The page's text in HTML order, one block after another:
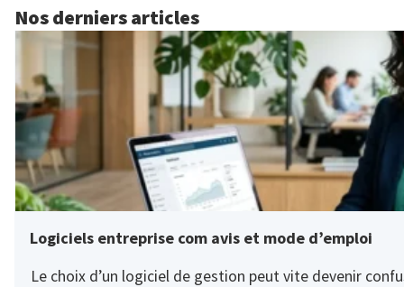
Nos derniers articles
Logiciels entreprise com avis et mode d’emploi
Le choix d’un logiciel de gestion peut vite devenir